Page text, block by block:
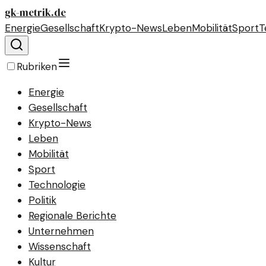
gk-metrik.de
EnergieGesellschaftKrypto-NewsLebenMobilitätSport
Rubriken
Energie
Gesellschaft
Krypto-News
Leben
Mobilität
Sport
Technologie
Politik
Regionale Berichte
Unternehmen
Wissenschaft
Kultur